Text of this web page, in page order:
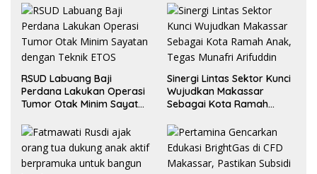
Lingkungan di Muktamar V
RSUD Labuang Baji
Perdana Lakukan Operasi
Tumor Otak Minim Sayatan
Sinergi Lintas Sektor Kunci
Wujudkan Makassar
Sebagai Kota Ramah
Arifuddin